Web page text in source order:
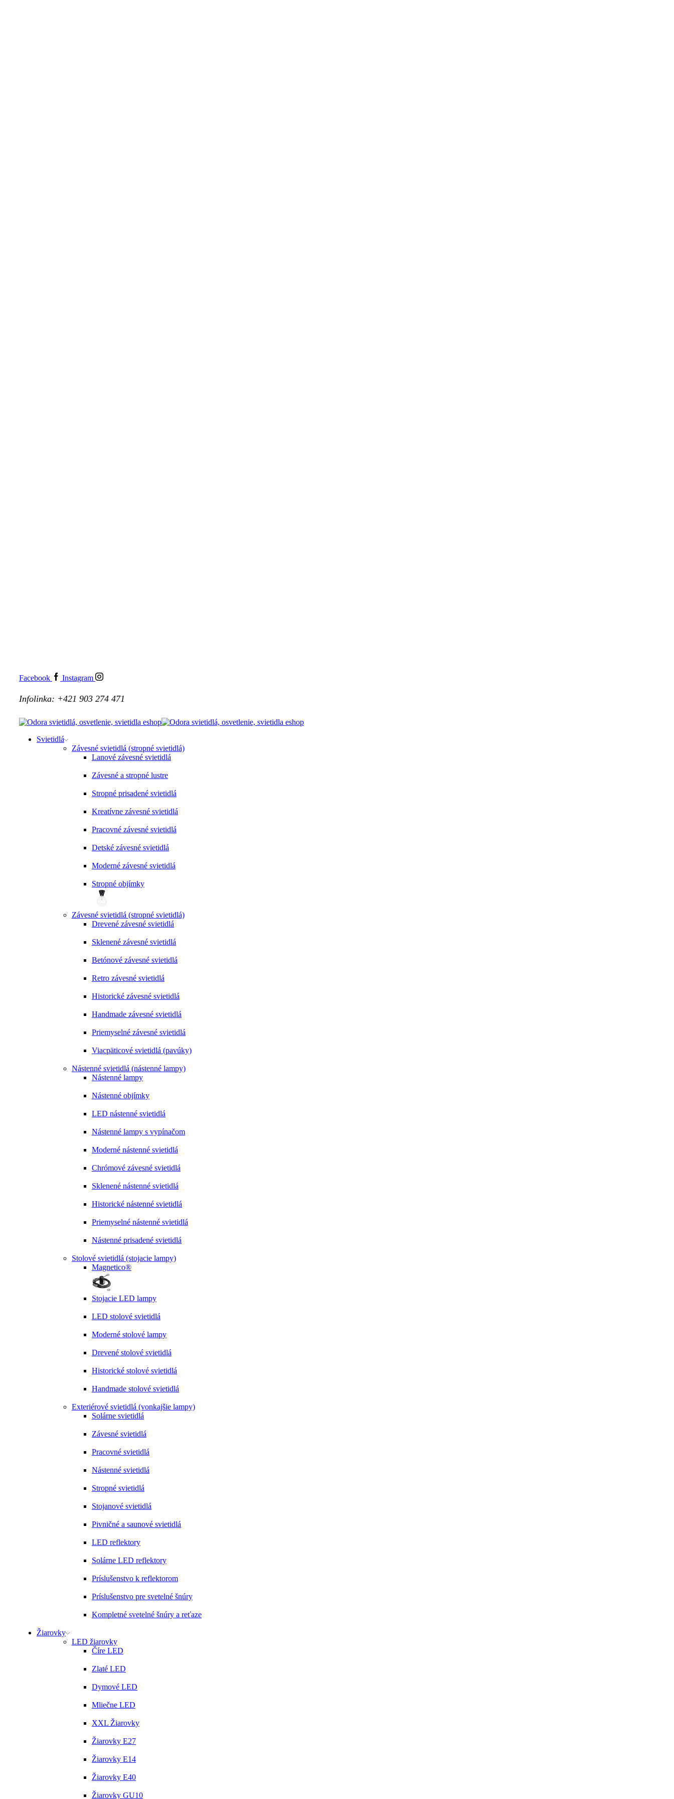
Facebook Instagram
Infolinka: +421 903 274 471
Svietidlá
Závesné svietidlá (stropné svietidlá)
Lanové závesné svietidlá
Závesné a stropné lustre
Stropné prisadené svietidlá
Kreatívne závesné svietidlá
Pracovné závesné svietidlá
Detské závesné svietidlá
Moderné závesné svietidlá
Stropné objímky
Závesné svietidlá (stropné svietidlá)
Drevené závesné svietidlá
Sklenené závesné svietidlá
Betónové závesné svietidlá
Retro závesné svietidlá
Historické závesné svietidlá
Handmade závesné svietidlá
Priemyselné závesné svietidlá
Viacpäticové svietidlá (pavúky)
Nástenné svietidlá (nástenné lampy)
Nástenné lampy
Nástenné objímky
LED nástenné svietidlá
Nástenné lampy s vypínačom
Moderné nástenné svietidlá
Chrómové závesné svietidlá
Sklenené nástenné svietidlá
Historické nástenné svietidlá
Priemyselné nástenné svietidlá
Nástenné prisadené svietidlá
Stolové svietidlá (stojacie lampy)
Magnetico®
Stojacie LED lampy
LED stolové svietidlá
Moderné stolové lampy
Drevené stolové svietidlá
Historické stolové svietidlá
Handmade stolové svietidlá
Exteriérové svietidlá (vonkajšie lampy)
Solárne svietidlá
Závesné svietidlá
Pracovné svietidlá
Nástenné svietidlá
Stropné svietidlá
Stojanové svietidlá
Pivničné a saunové svietidlá
LED reflektory
Solárne LED reflektory
Príslušenstvo k reflektorom
Príslušenstvo pre svetelné šnúry
Kompletné svetelné šnúry a reťaze
Žiarovky
LED žiarovky
Číre LED
Zlaté LED
Dymové LED
Mliečne LED
XXL Žiarovky
Žiarovky E27
Žiarovky E14
Žiarovky E40
Žiarovky GU10